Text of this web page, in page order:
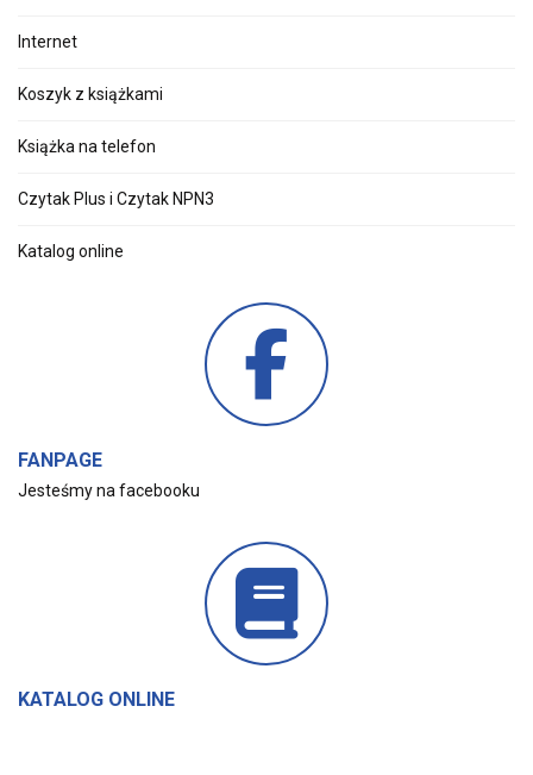
Internet
Koszyk z książkami
Książka na telefon
Czytak Plus i Czytak NPN3
Katalog online
FANPAGE
Jesteśmy na facebooku
KATALOG ONLINE